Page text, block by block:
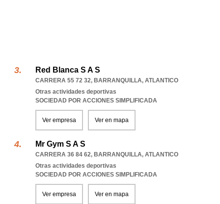
Red Blanca S A S
CARRERA 55 72 32, BARRANQUILLA, ATLANTICO
Otras actividades deportivas
SOCIEDAD POR ACCIONES SIMPLIFICADA
Ver empresa Ver en mapa
Mr Gym S A S
CARRERA 36 84 62, BARRANQUILLA, ATLANTICO
Otras actividades deportivas
SOCIEDAD POR ACCIONES SIMPLIFICADA
Ver empresa Ver en mapa